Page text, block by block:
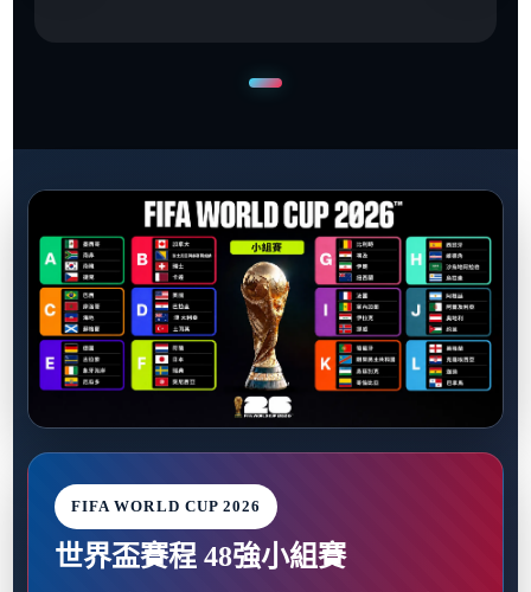
FIFA WORLD CUP 2026
世界盃賽程 48強小組賽